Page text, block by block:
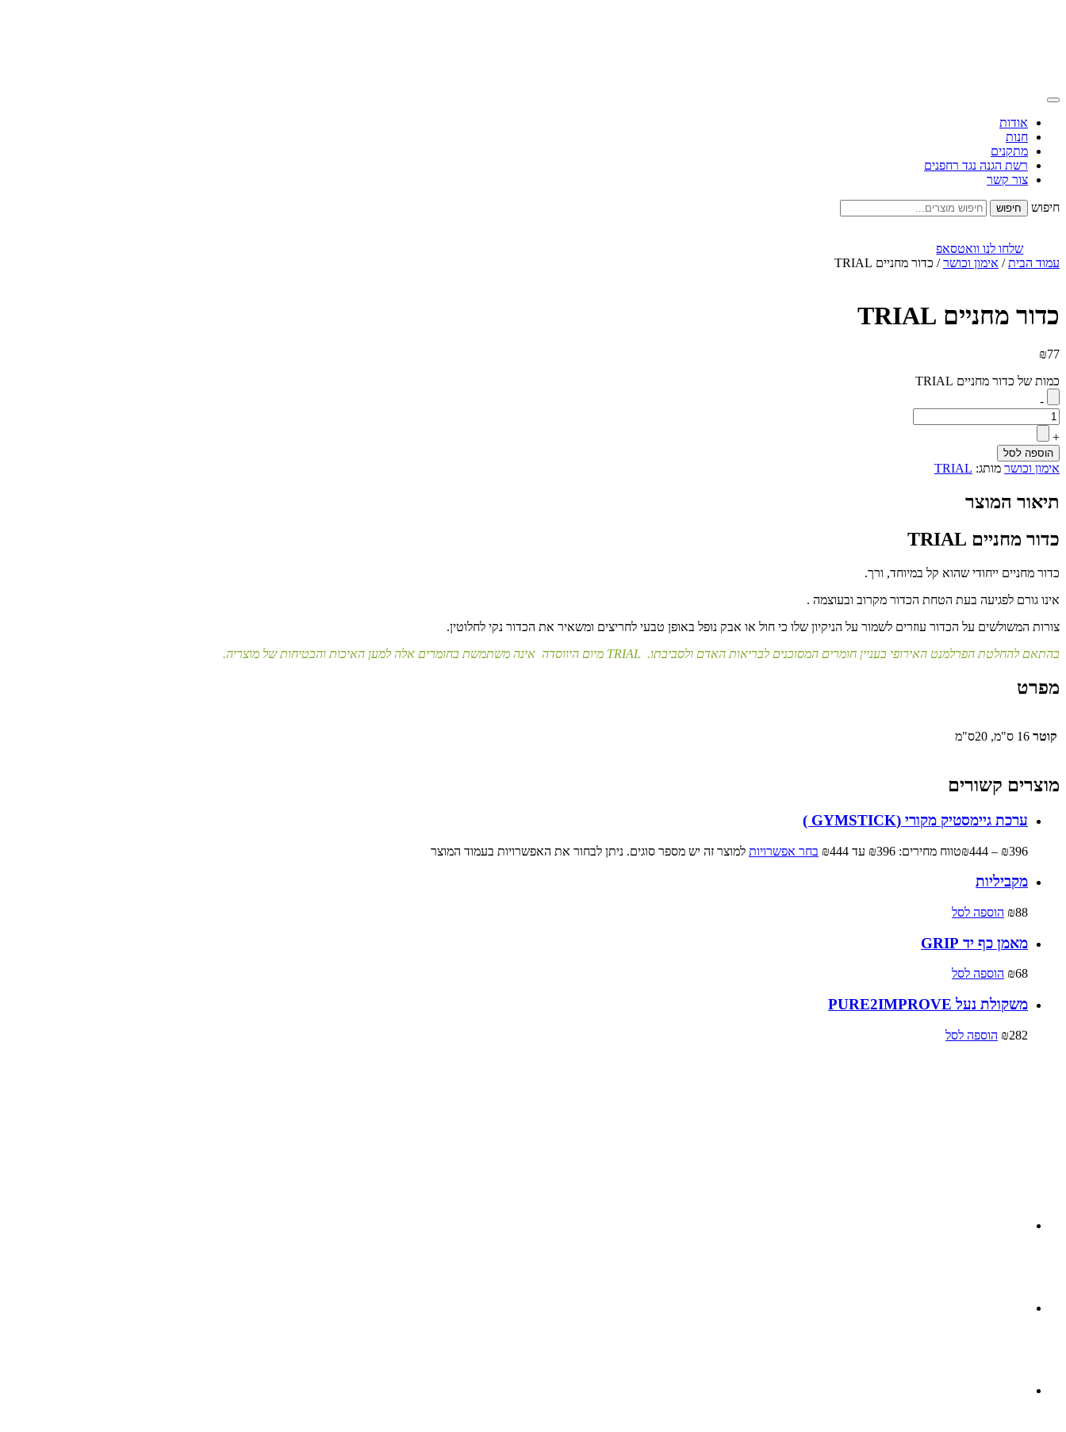
אודות
חנות
מתקנים
רשת הגנה נגד רחפנים
צור קשר
חיפוש
שלחו לנו וואטסאפ
עמוד הבית/ אימון וכושר/ כדור מחניים TRIAL
כדור מחניים TRIAL
₪77
כמות של כדור מחניים TRIAL
-
+
הוספה לסל
אימון וכושר מותג: TRIAL
תיאור המוצר
כדור מחניים TRIAL
כדור מחניים ייחודי שהוא קל במיוחד, ורך.
אינו גורם לפגיעה בעת הטחת הכדור מקרוב ובעוצמה .
צורות המשולשים על הכדור עוזרים לשמור על הניקיון שלו כי חול או אבק נופל באופן טבעי לחריצים ומשאיר את הכדור נקי לחלוטין.
בהתאם להחלטת הפרלמנט האירופי בעניין חומרים המסוכנים לבריאות האדם ולסביבתו. TRIAL מיום היווסדה אינה משתמשת בחומרים אלה למען האיכות והבטיחות של מוצריה.
מפרט
קוטר 16 ס"מ, 20ס"מ
מוצרים קשורים
ערכת גיימסטיק מקורי (GYMSTICK )
₪396
–
₪444 טווח מחירים: ⁦₪396⁩ עד ⁦₪444⁩ בחר אפשרויות למוצר זה יש מספר סוגים. ניתן לבחור את האפשרויות בעמוד המוצר
מקביליות
₪88 הוספה לסל
מאמן כף יד GRIP
₪68 הוספה לסל
משקולת נעל PURE2IMPROVE
₪282 הוספה לסל